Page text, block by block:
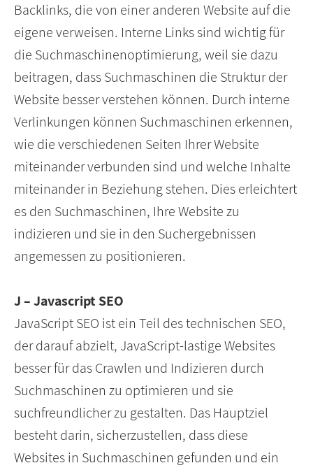
Backlinks, die von einer anderen Website auf die
eigene verweisen. Interne Links sind wichtig für
die Suchmaschinenoptimierung, weil sie dazu
beitragen, dass Suchmaschinen die Struktur der
Website besser verstehen können. Durch interne
Verlinkungen können Suchmaschinen erkennen,
wie die verschiedenen Seiten Ihrer Website
miteinander verbunden sind und welche Inhalte
miteinander in Beziehung stehen. Dies erleichtert
es den Suchmaschinen, Ihre Website zu
indizieren und sie in den Suchergebnissen
angemessen zu positionieren.
J – Javascript SEO
JavaScript SEO ist ein Teil des technischen SEO,
der darauf abzielt, JavaScript-lastige Websites
besser für das Crawlen und Indizieren durch
Suchmaschinen zu optimieren und sie
suchfreundlicher zu gestalten. Das Hauptziel
besteht darin, sicherzustellen, dass diese
Websites in Suchmaschinen gefunden und ein